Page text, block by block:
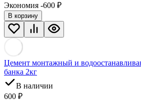
Экономия -600 ₽
В корзину
Цемент монтажный и
банка 2кг
В наличии
600 ₽